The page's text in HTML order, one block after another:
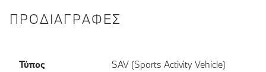
ΠΡΟΔΙΑΓΡΑΦΈΣ
Τύπος
SAV (Sports Activity Vehicle)